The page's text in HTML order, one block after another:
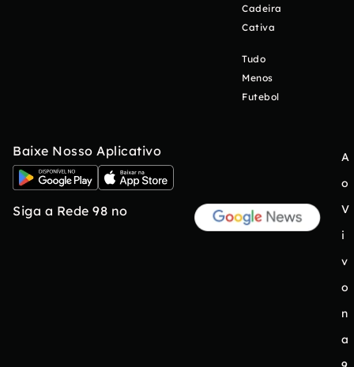
Cadeira
Cativa
Tudo
Menos
Futebol
Baixe Nosso Aplicativo
Siga a Rede 98 no
A
o
V
i
v
o
n
a